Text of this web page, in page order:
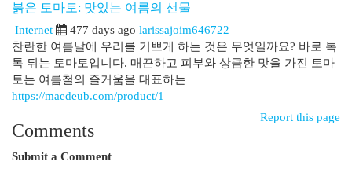
붉은 토마토: 맛있는 여름의 선물
Internet 477 days ago larissajoim646722
찬란한 여름날에 우리를 기쁘게 하는 것은 무엇일까요? 바로 톡
톡 튀는 토마토입니다. 매끈하고 피부와 상큼한 맛을 가진 토마
토는 여름철의 즐거움을 대표하는
https://maedeub.com/product/1
Report this page
Comments
Submit a Comment